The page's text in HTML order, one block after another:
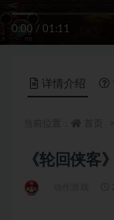
0:00 / 01:11
详情介绍
《轮回侠客